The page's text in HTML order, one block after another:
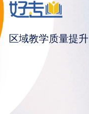
区域教学质量提升